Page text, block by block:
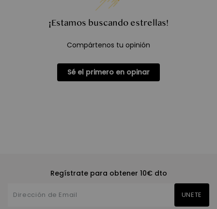
¡Estamos buscando estrellas!
Compártenos tu opinión
Sé el primero en opinar
Regístrate para obtener 10€ dto
UNETE